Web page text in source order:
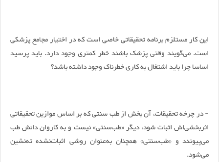
این کار مستلزم برنامه تحقیقاتی خاصی است که در اختیار مجامع پزشکی
است. می‌گویند وقتی پزشک باشند خطر کمتری وجود دارد. باید پرسید
اساسا چرا باید اشتغال به کاری خطرناک وجود داشته باشد؟
- در چرخه تحقیقات، آن بخش از طب سنتی که بر اساس موازین تحقیقاتی
اثربخشی‌اش اثبات شود، دیگر «طب‌سنتی» نیست و به کاروان دانش طب
می‌پیوندد و «طب‌سنتی» همچنان به‌عنوان روشی اثبات‌نشده ته‌نشین
می‌شود.